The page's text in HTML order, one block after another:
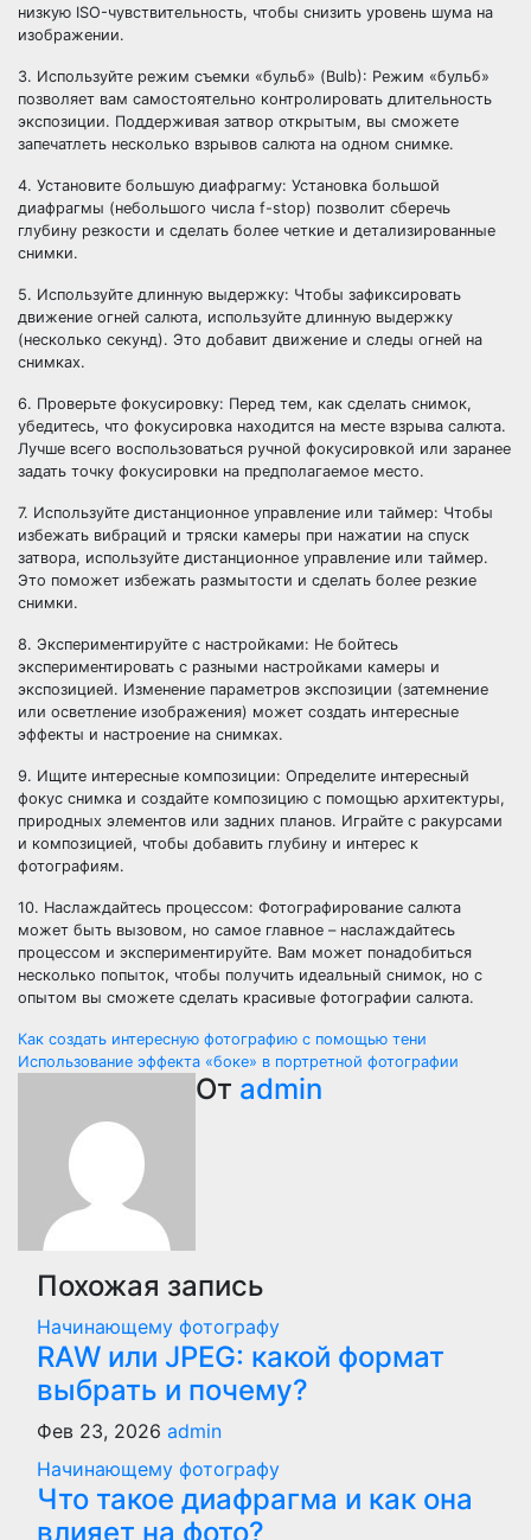
низкую ISO-чувствительность, чтобы снизить уровень шума на
изображении.
3. Используйте режим съемки «бульб» (Bulb): Режим «бульб»
позволяет вам самостоятельно контролировать длительность
экспозиции. Поддерживая затвор открытым, вы сможете
запечатлеть несколько взрывов салюта на одном снимке.
4. Установите большую диафрагму: Установка большой
диафрагмы (небольшого числа f-stop) позволит сберечь
глубину резкости и сделать более четкие и детализированные
снимки.
5. Используйте длинную выдержку: Чтобы зафиксировать
движение огней салюта, используйте длинную выдержку
(несколько секунд). Это добавит движение и следы огней на
снимках.
6. Проверьте фокусировку: Перед тем, как сделать снимок,
убедитесь, что фокусировка находится на месте взрыва салюта.
Лучше всего воспользоваться ручной фокусировкой или заранее
задать точку фокусировки на предполагаемое место.
7. Используйте дистанционное управление или таймер: Чтобы
избежать вибраций и тряски камеры при нажатии на спуск
затвора, используйте дистанционное управление или таймер.
Это поможет избежать размытости и сделать более резкие
снимки.
8. Экспериментируйте с настройками: Не бойтесь
экспериментировать с разными настройками камеры и
экспозицией. Изменение параметров экспозиции (затемнение
или осветление изображения) может создать интересные
эффекты и настроение на снимках.
9. Ищите интересные композиции: Определите интересный
фокус снимка и создайте композицию с помощью архитектуры,
природных элементов или задних планов. Играйте с ракурсами
и композицией, чтобы добавить глубину и интерес к
фотографиям.
10. Наслаждайтесь процессом: Фотографирование салюта
может быть вызовом, но самое главное – наслаждайтесь
процессом и экспериментируйте. Вам может понадобиться
несколько попыток, чтобы получить идеальный снимок, но с
опытом вы сможете сделать красивые фотографии салюта.
Навигация
записям
Как создать интересную фотографию с помощью тени
Использование эффекта «боке» в портретной фотографии
От admin
Похожая запись
Начинающему фотографу
RAW или JPEG: какой формат
выбрать и почему?
Фев 23, 2026 admin
Начинающему фотографу
Что такое диафрагма и как она
влияет на фото?